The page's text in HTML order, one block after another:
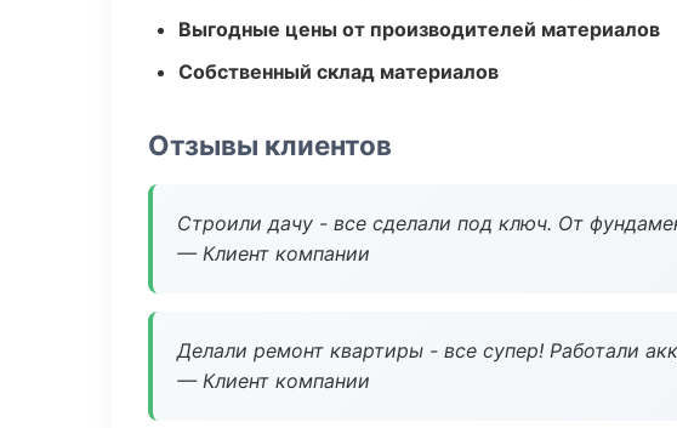
Выгодные цены от производителей материалов
Собственный склад материалов
Отзывы клиентов
Строили дачу - все сделали под ключ. От
— Клиент компании
Делали ремонт квартиры - все супер! Работали
— Клиент компании